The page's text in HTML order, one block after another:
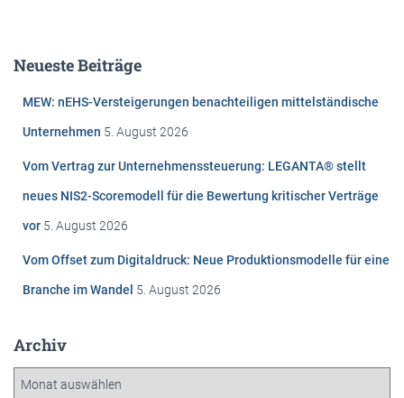
n
Neueste Beiträge
MEW: nEHS-Versteigerungen benachteiligen mittelständische
Unternehmen 5. August 2026
Vom Vertrag zur Unternehmenssteuerung: LEGANTA® stellt
neues NIS2-Scoremodell für die Bewertung kritischer Verträge
vor 5. August 2026
Vom Offset zum Digitaldruck: Neue Produktionsmodelle für eine
Branche im Wandel 5. August 2026
Archiv